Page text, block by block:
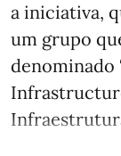
a iniciativa,
um grupo
denominado